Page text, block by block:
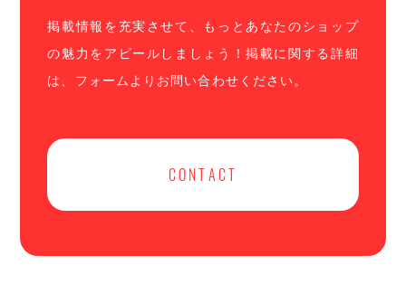
掲載情報を充実させて、もっとあなたのショップ
の魅力をアピールしましょう！掲載に関する詳細
は、フォームよりお問い合わせください。
CONTACT